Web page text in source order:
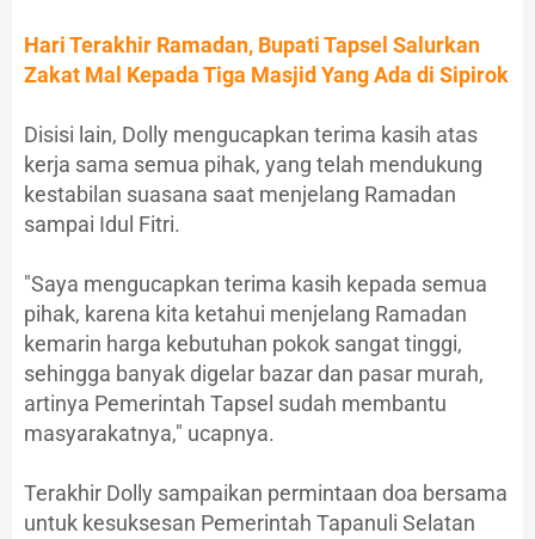
Hari Terakhir Ramadan, Bupati Tapsel Salurkan
Zakat Mal Kepada Tiga Masjid Yang Ada di Sipirok
Disisi lain, Dolly mengucapkan terima kasih atas
kerja sama semua pihak, yang telah mendukung
kestabilan suasana saat menjelang Ramadan
sampai Idul Fitri.
"Saya mengucapkan terima kasih kepada semua
pihak, karena kita ketahui menjelang Ramadan
kemarin harga kebutuhan pokok sangat tinggi,
sehingga banyak digelar bazar dan pasar murah,
artinya Pemerintah Tapsel sudah membantu
masyarakatnya," ucapnya.
Terakhir Dolly sampaikan permintaan doa bersama
untuk kesuksesan Pemerintah Tapanuli Selatan